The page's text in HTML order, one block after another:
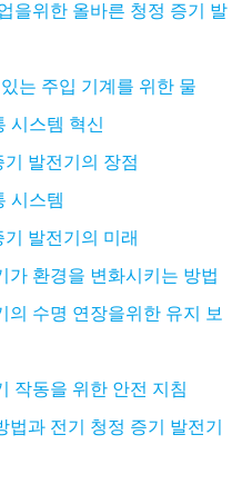
을위한 올바른 청정 증기 발
는 주입 기계를 위한 물
시스템 혁신
발전기의 장점
시스템
발전기의 미래
가 환경을 변화시키는 방법
의 수명 연장을위한 유지 보
작동을 위한 안전 지침
법과 전기 청정 증기 발전기